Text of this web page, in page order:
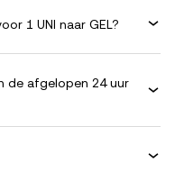
1 UNI naar GEL?
de afgelopen 24 uur